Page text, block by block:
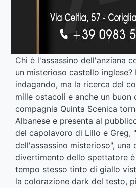
Chi è l'assassino dell'anziana
un misterioso castello inglese?
indagando, ma la ricerca del
mille ostacoli e anche un buon
compagnia Quinta Scenica
Albanese e presenta al
del capolavoro di Lillo e Greg,
dell'assassino misterioso", una
divertimento dello spettatore
tempo stesso tinto di giallo
la colorazione dark del testo,